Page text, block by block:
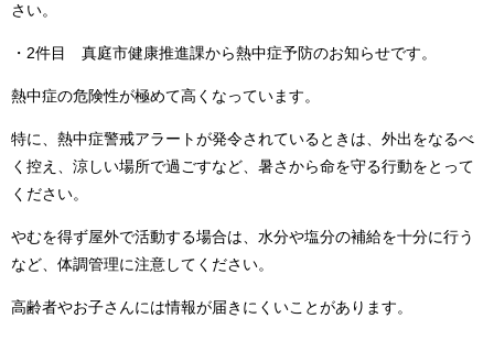
さい。
・2件目 真庭市健康推進課から熱中症予防のお知らせです。
熱中症の危険性が極めて高くなっています。
特に、熱中症警戒アラートが発令されているときは、外出をなるべ
く控え、涼しい場所で過ごすなど、暑さから命を守る行動をとって
ください。
やむを得ず屋外で活動する場合は、水分や塩分の補給を十分に行う
など、体調管理に注意してください。
高齢者やお子さんには情報が届きにくいことがあります。